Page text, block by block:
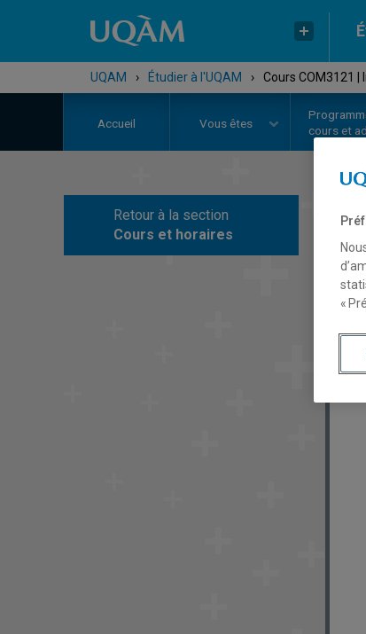
UQAM › Étudier à l'UQAM › Cours COM3121
Accueil Vous êtes
cours et
Retour à la section
Cours et horaires
«